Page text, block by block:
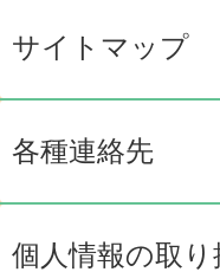
サイトマップ
各種連絡先
個人情報の取り